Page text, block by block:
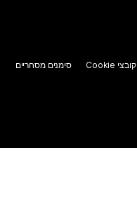
קובצי Cookie סימנים מסחריים